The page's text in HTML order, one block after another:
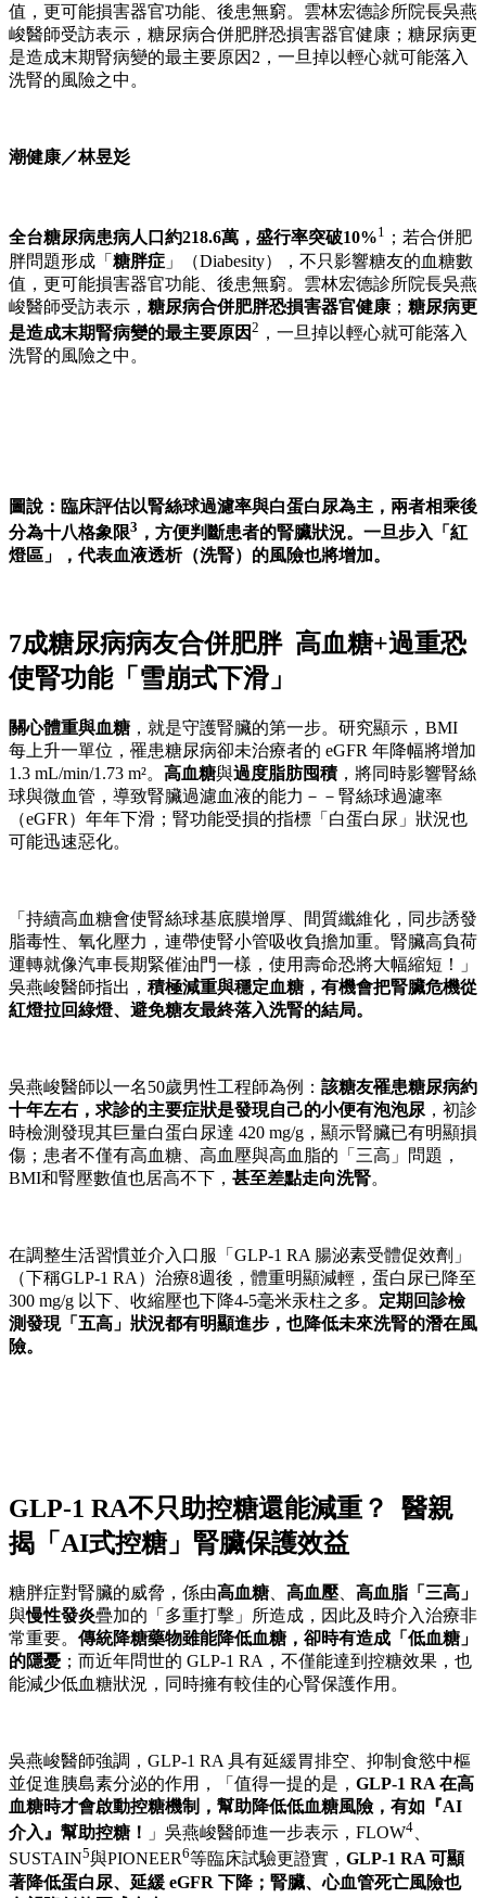
值，更可能損害器官功能、後患無窮。雲林宏德診所院長吳燕
峻醫師受訪表示，糖尿病合併肥胖恐損害器官健康；糖尿病更
是造成末期腎病變的最主要原因2，一旦掉以輕心就可能落入
洗腎的風險之中。
潮健康／林昱彣
全台糖尿病患病人口約218.6萬，盛行率突破10%1 ；若合併肥
胖問題形成「 糖胖症 」（Diabesity），不只影響糖友的血糖數
值，更可能損害器官功能、後患無窮。雲林宏德診所院長吳燕
峻醫師受訪表示， 糖尿病合併肥胖恐損害器官健康 ； 糖尿病更
是造成末期腎病變的最主要原因 2 ，一旦掉以輕心就可能落入
洗腎的風險之中。
圖說：臨床評估以腎絲球過濾率與白蛋白尿為主，兩者相乘後
分為十八格象限3 ，方便判斷患者的腎臟狀況。一旦步入「紅
燈區」，代表血液透析（洗腎）的風險也將增加。
7成糖尿病病友合併肥胖 高血糖+過重恐
使腎功能「雪崩式下滑」
關心體重與血糖 ，就是守護腎臟的第一步。研究顯示，BMI
每上升一單位，罹患糖尿病卻未治療者的 eGFR 年降幅將增加
1.3 mL/min/1.73 m²。 高血糖與過度脂肪囤積，將同時影響腎絲
球與微血管，導致腎臟過濾血液的能力－－腎絲球過濾率
（eGFR）年年下滑；腎功能受損的指標「白蛋白尿」狀況也
可能迅速惡化。
「持續高血糖會使腎絲球基底膜增厚、間質纖維化，同步誘發
脂毒性、氧化壓力，連帶使腎小管吸收負擔加重。腎臟高負荷
運轉就像汽車長期緊催油門一樣，使用壽命恐將大幅縮短！」
吳燕峻醫師指出， 積極減重與穩定血糖，有機會把腎臟危機從
紅燈拉回綠燈、避免糖友最終落入洗腎的結局。
吳燕峻醫師以一名50歲男性工程師為例： 該糖友罹患糖尿病約
十年左右，求診的主要症狀是發現自己的小便有泡泡尿 ，初診
時檢測發現其巨量白蛋白尿達 420 mg/g，顯示腎臟已有明顯損
傷；患者不僅有高血糖、高血壓與高血脂的「三高」問題，
BMI和腎壓數值也居高不下， 甚至差點走向洗腎。
在調整生活習慣並介入口服「GLP-1 RA 腸泌素受體促效劑」
（下稱GLP-1 RA）治療8週後，體重明顯減輕，蛋白尿已降至
300 mg/g 以下、收縮壓也下降4-5毫米汞柱之多。 定期回診檢
測發現「五高」狀況都有明顯進步，也降低未來洗腎的潛在風
險。
GLP-1 RA不只助控糖還能減重？ 醫親
揭「AI式控糖」腎臟保護效益
糖胖症對腎臟的威脅，係由高血糖 高血壓、 高血脂「三高」
與慢性發炎疊加的「多重打擊」所造成，因此及時介入治療非
常重要。 傳統降糖藥物雖能降低血糖，卻時有造成「低血糖」
的隱憂 ；而近年問世的 GLP-1 RA，不僅能達到控糖效果，也
能減少低血糖狀況，同時擁有較佳的心腎保護作用。
吳燕峻醫師強調，GLP-1 RA 具有延緩胃排空、抑制食慾中樞
並促進胰島素分泌的作用，「值得一提的是， GLP-1 RA 在高
血糖時才會啟動控糖機制，幫助降低低血糖風險，有如『AI
介入』幫助控糖！
」吳燕峻醫師進一步表示，FLOW4
SUSTAIN5與PIONEER6等臨床試驗更證實， GLP-1 RA 可顯
著降低蛋白尿、延緩 eGFR 下降；腎臟、心血管死亡風險也